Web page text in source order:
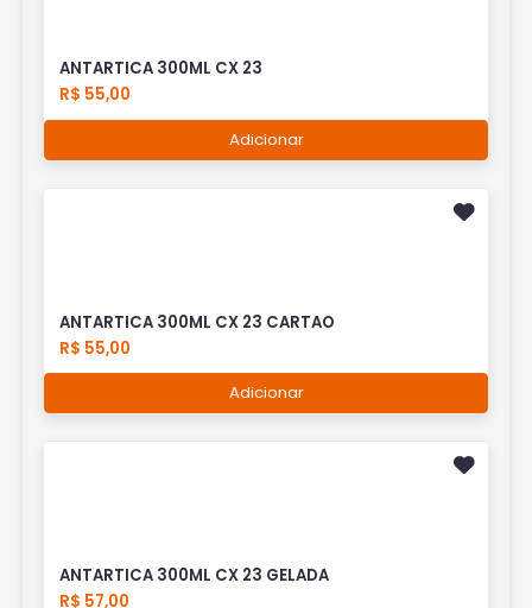
ANTARTICA 300ML CX 23
R$ 55,00
Adicionar
ANTARTICA 300ML CX 23 CARTAO
R$ 55,00
Adicionar
ANTARTICA 300ML CX 23 GELADA
R$ 57,00